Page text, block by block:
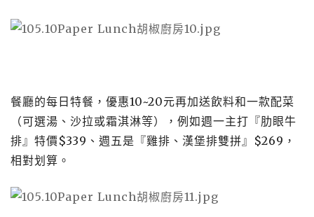
餐廳的每日特餐，優惠10~20元再加送飲料和一款配菜
（可選湯、沙拉或霜淇淋等），例如週一主打『肋眼牛
排』特價$339、週五是『雞排、漢堡排雙拼』$269，
相對划算。